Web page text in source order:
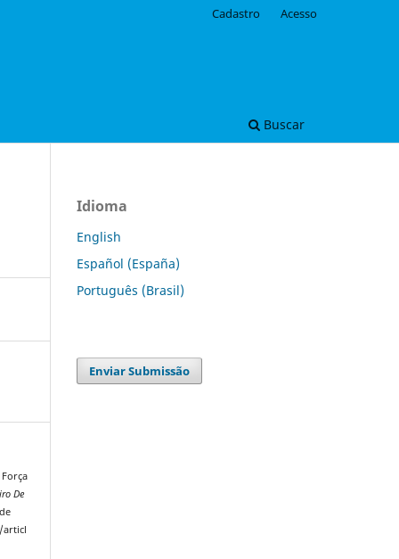
Buscar
Cadastro Acesso
Força
De
articl
Idioma
English
Español (España)
Português (Brasil)
Enviar Submissão